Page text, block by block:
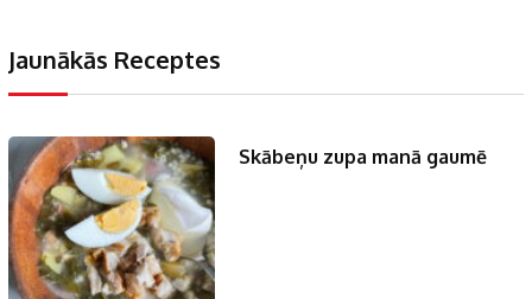
Jaunākās Receptes
Skābeņu zupa manā gaumē